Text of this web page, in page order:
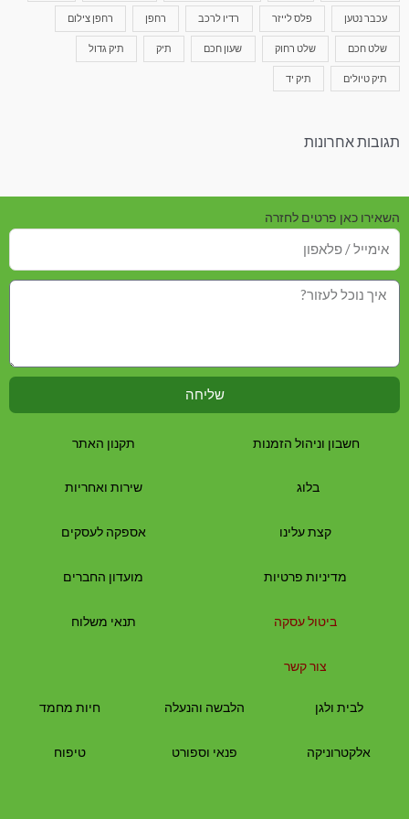
עכבר נטען פלס לייזר רדיו לרכב רחפן רחפן צילום
שלט חכם שלט רחוק שעון חכם תיק תיק גדול
תיק טיולים תיק יד
תגובות אחרונות
השאירו כאן פרטים לחזרה
שליחה
חשבון וניהול הזמנות
בלוג
קצת עלינו
מדיניות פרטיות
ביטול עסקה
צור קשר
תקנון האתר
שירות ואחריות
אספקה לעסקים
מועדון החברים
תנאי משלוח
לבית ולגן
אלקטרוניקה
הלבשה והנעלה
פנאי וספורט
חיות מחמד
טיפוח